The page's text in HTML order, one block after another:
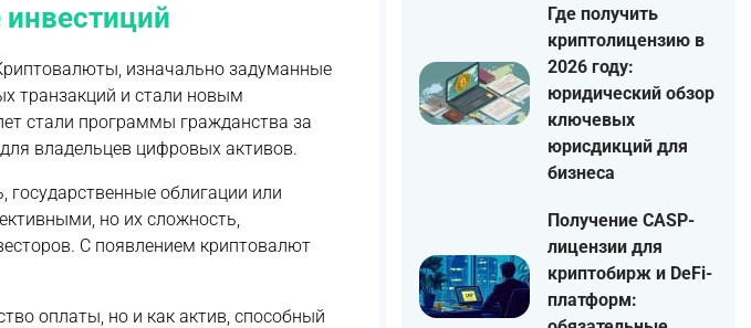
изначально задуманные
транзакций и стали новым
стали программы гражданства за
владельцев цифровых активов.
облигации или
но их сложность,
С появлением криптовалют
оплаты, но и как актив, способный
Где получить
криптолицензию в
2026 году:
юридический обзор
ключевых
юрисдикций для
бизнеса
Получение CASP-
лицензии для
криптобирж и DeFi-
платформ: